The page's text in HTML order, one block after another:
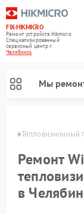
FIX-HIKMICRO
Ремонт устройств Hikmicro
Специализированный
cервисный центр г.
Челябинск
Мы
Тепловизионный
Ремонт
в